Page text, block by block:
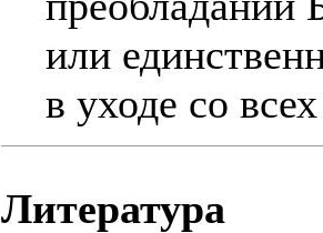
или
в уходе со
Литература